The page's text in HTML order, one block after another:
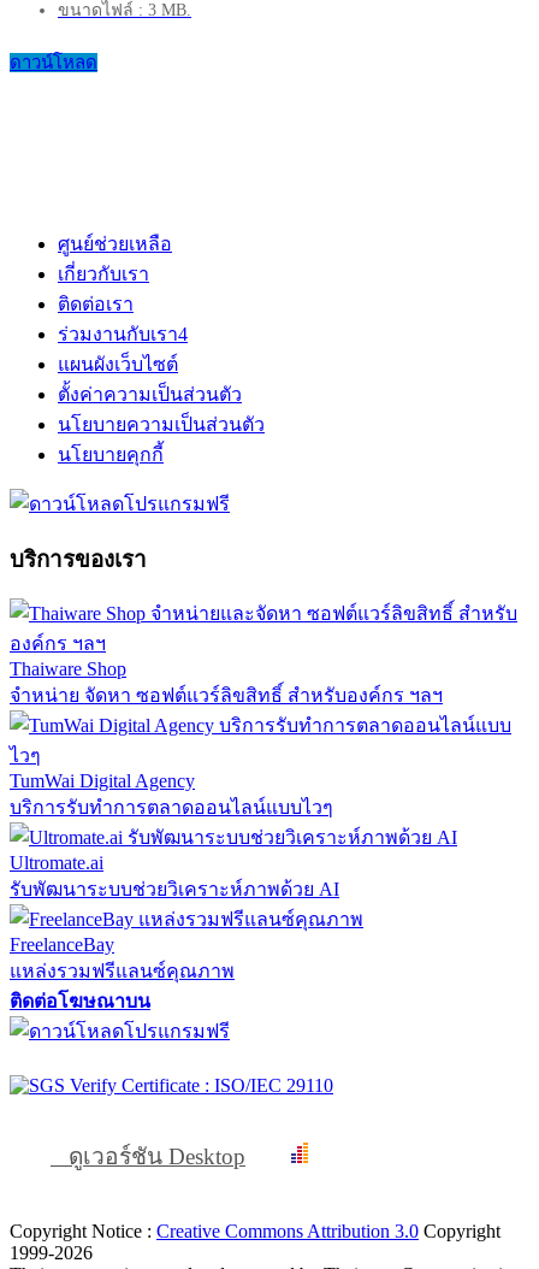
ขนาดไฟล์ : 3 MB.
ดาวน์โหลด
ศูนย์ช่วยเหลือ
เกี่ยวกับเรา
ติดต่อเรา
ร่วมงานกับเรา4
แผนผังเว็บไซต์
ตั้งค่าความเป็นส่วนตัว
นโยบายความเป็นส่วนตัว
นโยบายคุกกี้
บริการของเรา
Thaiware Shop
จำหน่าย จัดหา ซอฟต์แวร์ลิขสิทธิ์ สำหรับองค์กร ฯลฯ
TumWai Digital Agency
บริการรับทำการตลาดออนไลน์แบบไวๆ
Ultromate.ai
รับพัฒนาระบบช่วยวิเคราะห์ภาพด้วย AI
FreelanceBay
แหล่งรวมฟรีแลนซ์คุณภาพ
ติดต่อโฆษณาบน
ดูเวอร์ชัน Desktop
Copyright Notice : Creative Commons Attribution 3.0 Copyright
1999-2026